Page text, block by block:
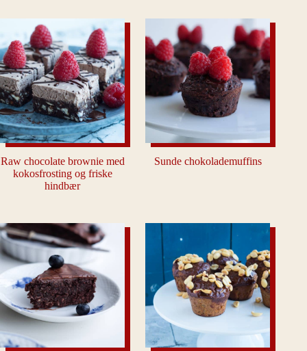
Raw chocolate brownie med
kokosfrosting og friske
hindbær
Sunde chokolademuffins